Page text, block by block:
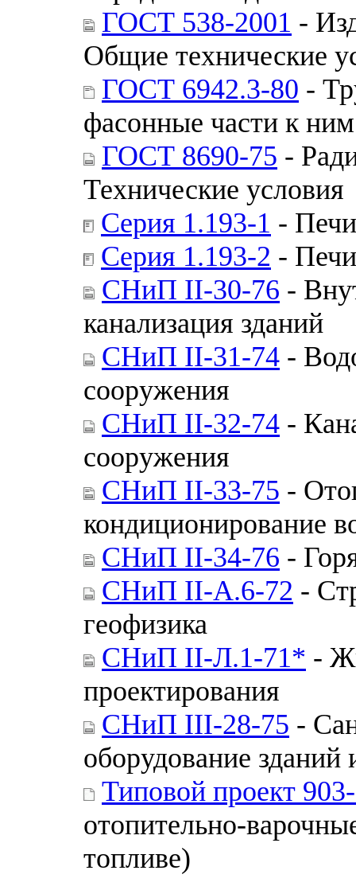
ГОСТ 538-2001 -
Общие технические
ГОСТ 6942.3-80 -
фасонные части к
ГОСТ 8690-75 -
Технические условия
Серия 1.193-1 -
Серия 1.193-2 -
СНиП II-30-76 -
канализация зданий
СНиП II-31-74 -
сооружения
СНиП II-32-74 -
сооружения
СНиП II-33-75 -
кондиционирование
СНиП II-34-76 -
СНиП II-А.6-72 -
геофизика
СНиП II-Л.1-71* -
проектирования
СНиП III-28-75 -
оборудование
Типовой проект
отопительно-
топливе)